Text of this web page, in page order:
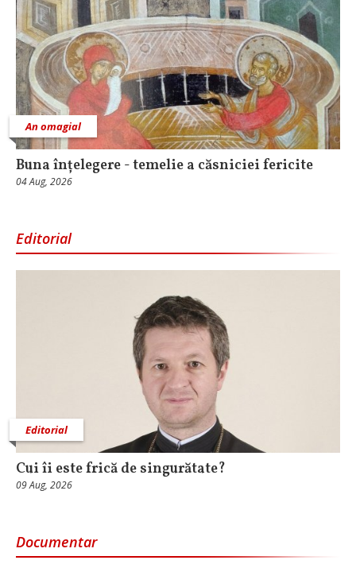
An omagial
Buna înțelegere - temelie a căsniciei fericite
04 Aug, 2026
Editorial
Editorial
Cui îi este frică de singurătate?
09 Aug, 2026
Documentar